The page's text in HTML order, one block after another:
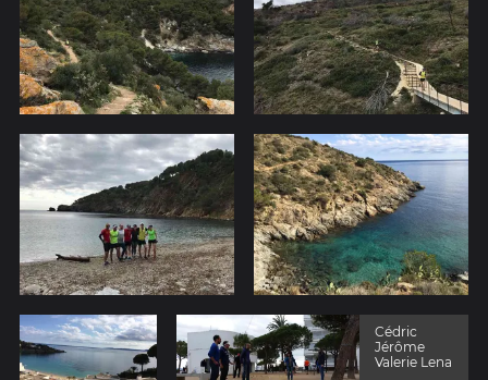
Cédric
Jérôme
Valerie Lena